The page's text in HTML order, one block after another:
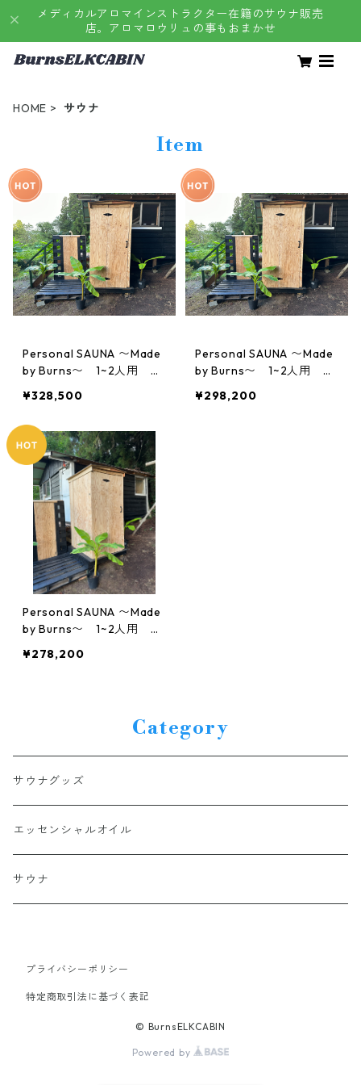
メディカルアロマインストラクター在籍のサウナ販売
店。アロマロウリュの事もおまかせ
HOME サウナ
Item
Personal SAUNA 〜Made
by Burns〜 1~2人用 奥
ナルサウナ
¥328,500
Personal SAUNA 〜Made
by Burns〜 1~2人用 奥
ルサウナ
¥298,200
Personal SAUNA 〜Made
by Burns〜 1~2人用 奥
ルサウナ
¥278,200
Category
サウナグッズ
エッセンシャルオイル
サウナ
プライバシーポリシー
特定商取引法に基づく表記
© BurnsELKCABIN
Powered by